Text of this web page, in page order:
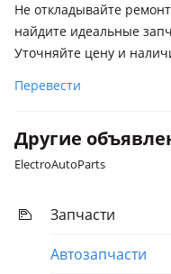
Zeekr 7X
2024 - н.в. 1 поколение
Rox 01
2023 - н.в. 1 поколение
Не откладывайте
найдите идеальные
Уточняйте цену и
Перевести
Другие
ElectroAutoParts
Запчасти
Автозапчасти